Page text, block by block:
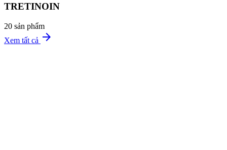
TRETINOIN
20 sản phẩm
Xem tất cả arrow_forward